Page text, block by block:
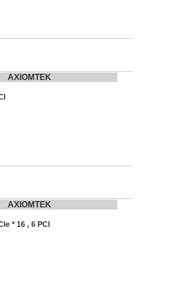
AXIOMTEK
AXIOMTEK
* 16 , 6 PCI